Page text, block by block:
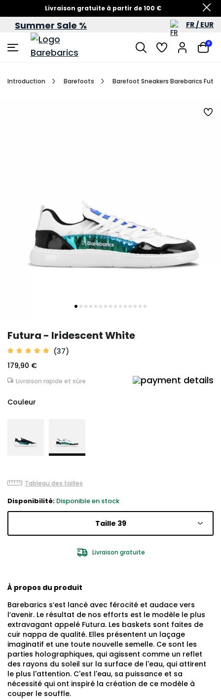
Livraison gratuite à partir de 100 €
Soldes d’été – jusqu’à -60 %
Summer Sale % FR / EUR
0
Introduction Barefoots Barefoot Sneakers Barebarics
Futura - Iridescent White
(37)
179,90 €
Livraison rapide et sûre
Couleur
Tableau des tailles
Disponibilité: Disponible en stock
Taille 39
Livraison gratuite
À propos du produit
Barebarics s’est lancé avec férocité et audace vers
l’avenir. Le résultat de nos efforts est le modèle le plus
extravagant appelé Futura. Les baskets sont faites de
cuir nappa de qualité. Elles présentent un laçage
imaginatif et une toute nouvelle semelle. Ce sont les
parties holographiques, qui agissent comme un reflet
des rayons du soleil sur la surface de l'eau, qui attirent
le plus l'attention. C'est l'eau, sa puissance et sa
nécessité qui ont inspiré la création de ce modèle à
couper le souffle.